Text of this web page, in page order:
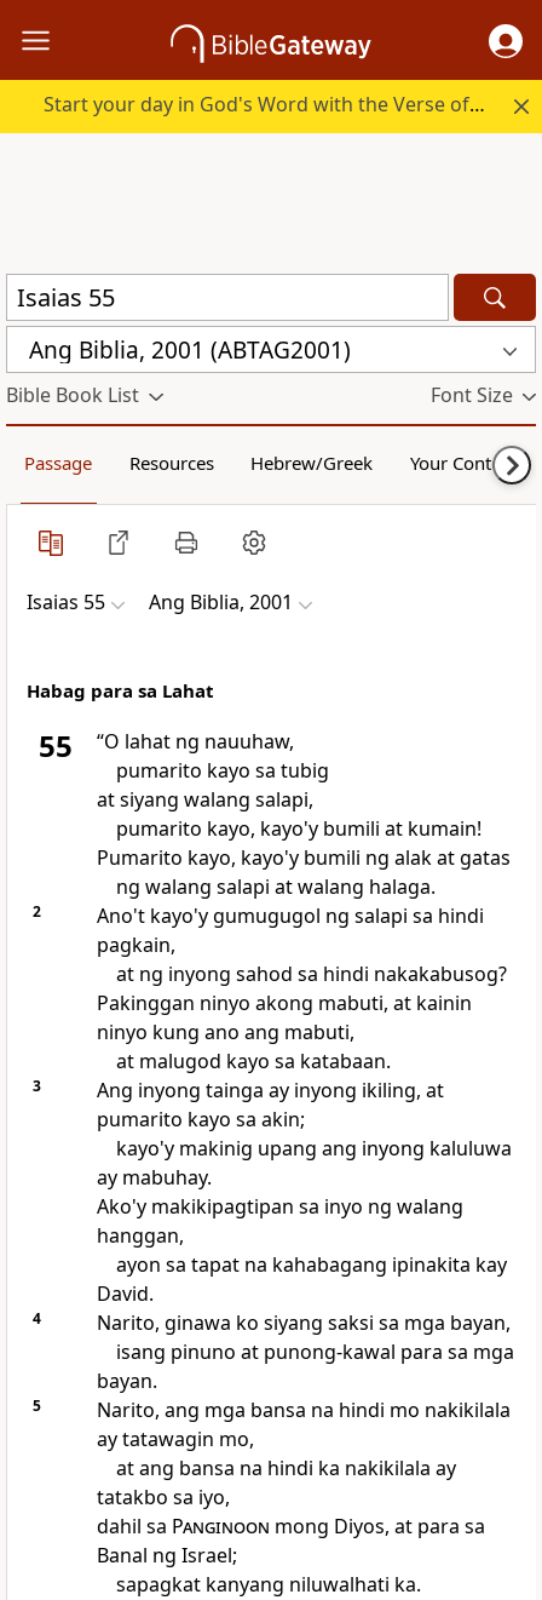
Start your day in God's Word with the Verse of the Day.
Ang Biblia, 2001 (ABTAG2001)
Bible Book List Font Size
Passage Resources Hebrew/Greek Your Content
Isaias 55 Ang Biblia, 2001
Habag para sa Lahat
55 “O lahat ng nauuhaw,
pumarito kayo sa tubig
at siyang walang salapi,
pumarito kayo, kayo'y bumili at kumain!
Pumarito kayo, kayo'y bumili ng alak at gatas
ng walang salapi at walang halaga.
2
Ano't kayo'y gumugugol ng salapi sa hindi
pagkain,
at ng inyong sahod sa hindi nakakabusog?
Pakinggan ninyo akong mabuti, at kainin
ninyo kung ano ang mabuti,
at malugod kayo sa katabaan.
3 Ang inyong tainga ay inyong ikiling, at
pumarito kayo sa akin;
kayo'y makinig upang ang inyong kaluluwa
ay mabuhay.
Ako'y makikipagtipan sa inyo ng walang
hanggan,
ayon sa tapat na kahabagang ipinakita kay
David.
4
Narito, ginawa ko siyang saksi sa mga bayan,
isang pinuno at punong-kawal para sa mga
bayan.
5
Narito, ang mga bansa na hindi mo nakikilala
ay tatawagin mo,
at ang bansa na hindi ka nakikilala ay
tatakbo sa iyo,
dahil sa Panginoon mong Diyos, at para sa
Banal ng Israel;
sapagkat kanyang niluwalhati ka.